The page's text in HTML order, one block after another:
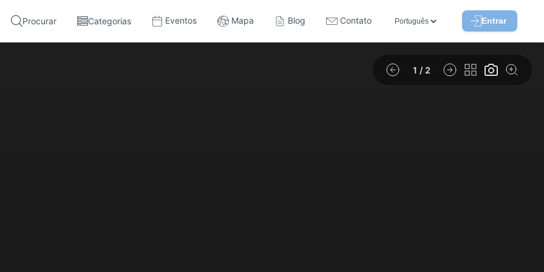
Procurar Categorias Eventos Mapa Blog Contato Entrar
1 / 2